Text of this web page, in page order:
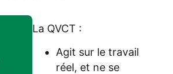
La QVCT :
Agit sur le travail
réel, et ne se